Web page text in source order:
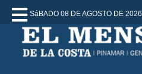
SáBADO 08 DE AGOSTO DE 2026